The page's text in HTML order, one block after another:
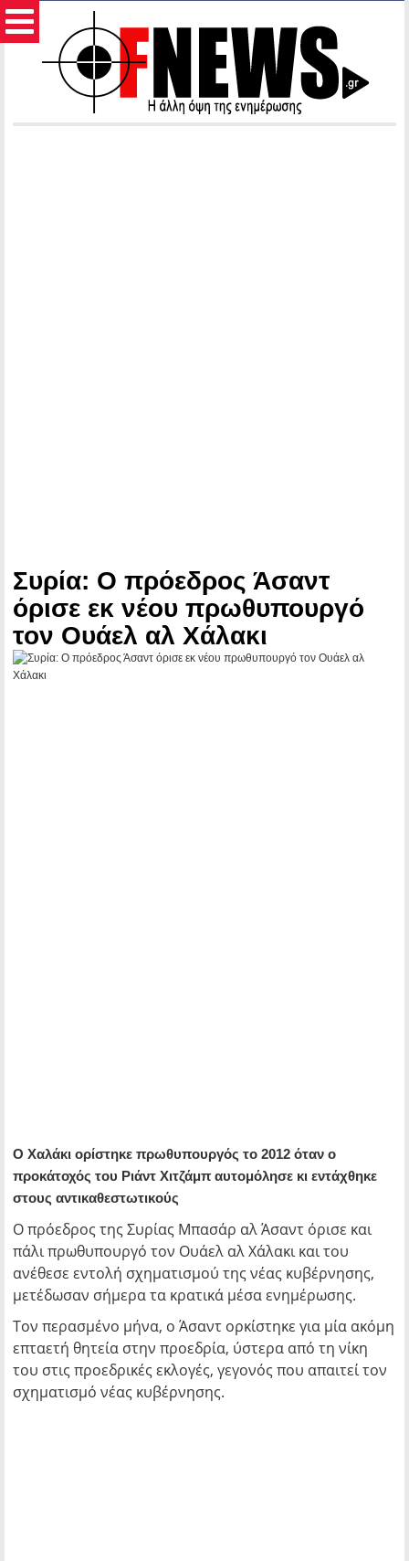
Συρία: Ο πρόεδρος Άσαντ
όρισε εκ νέου πρωθυπουργό
τον Ουάελ αλ Χάλακι
Ο Χαλάκι ορίστηκε πρωθυπουργός το 2012 όταν ο
προκάτοχός του Ριάντ Χιτζάμπ αυτομόλησε κι εντάχθηκε
στους αντικαθεστωτικούς
Ο πρόεδρος της Συρίας Μπασάρ αλ Άσαντ όρισε και
πάλι πρωθυπουργό τον Ουάελ αλ Χάλακι και του
ανέθεσε εντολή σχηματισμού της νέας κυβέρνησης,
μετέδωσαν σήμερα τα κρατικά μέσα ενημέρωσης.
Τον περασμένο μήνα, ο Άσαντ ορκίστηκε για μία ακόμη
επταετή θητεία στην προεδρία, ύστερα από τη νίκη
του στις προεδρικές εκλογές, γεγονός που απαιτεί τον
σχηματισμό νέας κυβέρνησης.